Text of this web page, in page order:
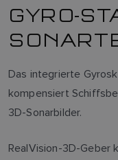
GYRO-
Das integrierte
kompensiert
3D-Sonarbilder.
RealVision-3D-Geber